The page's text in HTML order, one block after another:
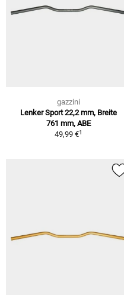
gazzini
Lenker Sport 22,2 mm, Breite
761 mm, ABE
49,99 €1